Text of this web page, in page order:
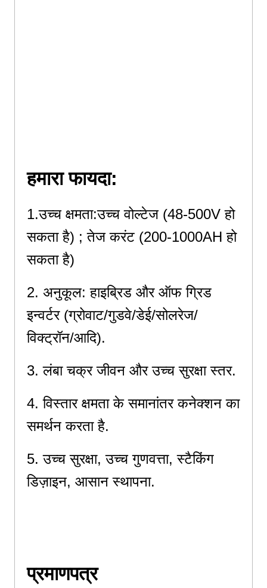
हमारा फायदा:
1.उच्च क्षमता:उच्च वोल्टेज (48-500V हो
सकता है) ; तेज करंट (200-1000AH हो
सकता है)
2. अनुकूल: हाइब्रिड और ऑफ ग्रिड
इन्वर्टर (ग्रोवाट/गुडवे/डेई/सोलरेज/
विक्ट्रॉन/आदि).
3. लंबा चक्र जीवन और उच्च सुरक्षा स्तर.
4. विस्तार क्षमता के समानांतर कनेक्शन का
समर्थन करता है.
5. उच्च सुरक्षा, उच्च गुणवत्ता, स्टैकिंग
डिज़ाइन, आसान स्थापना.
प्रमाणपत्र